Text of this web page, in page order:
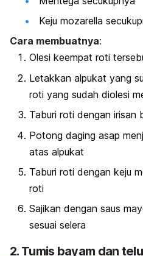
Keju mozarella
Cara membuatnya:
Olesi keempat roti
Letakkan alpukat yang
roti yang sudah diolesi
Taburi roti dengan irisan
Potong daging asap
atas alpukat
Taburi roti dengan keju
roti
Sajikan dengan saus
sesuai selera
2. Tumis bayam dan